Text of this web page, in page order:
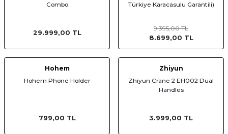
Combo
29.999,00 TL
Türkiye Karacasulu Garantili)
9.395,00 TL
8.699,00 TL
Hohem
Hohem Phone Holder
799,00 TL
Zhiyun
Zhiyun Crane 2 EH002 Dual
Handles
3.999,00 TL